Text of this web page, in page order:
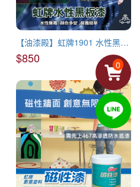
【油漆殿】虹牌1901 水性黑板漆
$850 0